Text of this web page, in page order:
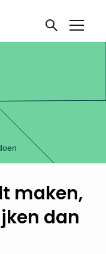
maken,
dan